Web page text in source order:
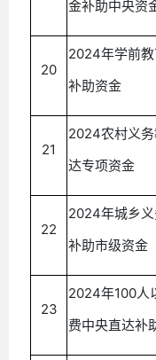
金补助中央资
20
2024年学前
补助资金
21
2024农村义
达专项资金
22
2024年城乡
补助市级资金
23
2024年100人
费中央直达补